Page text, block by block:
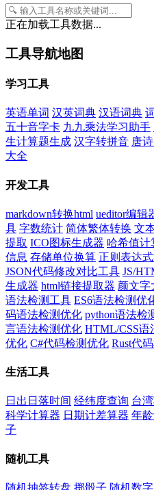
正在加载工具数据...
工具导航地图
学习工具
英语单词 汉英词典 汉语词典
五十音字卡 九九乘法学习助手
生计算题生成 汉字转拼音 唐
大全
开发工具
markdown转换html ueditor编辑
具 字数统计 简体繁体转换 文
提取 ICO图标生成器 哈希值计
信息 存储单位换算 正则表达
JSON代码修改对比工具 JS/
生成器 html链接提取器 颜文字
语法检测工具 ES6语法检测优
码语法检测优化 python语法检
言语法检测优化 HTML/CSS语
优化 C#代码检测优化 Rust代
生活工具
日出日落时间 经纬度查询 台
科学计算器 日期计差算器 年
子
随机工具
随机抽签转盘 掷骰子 随机数字